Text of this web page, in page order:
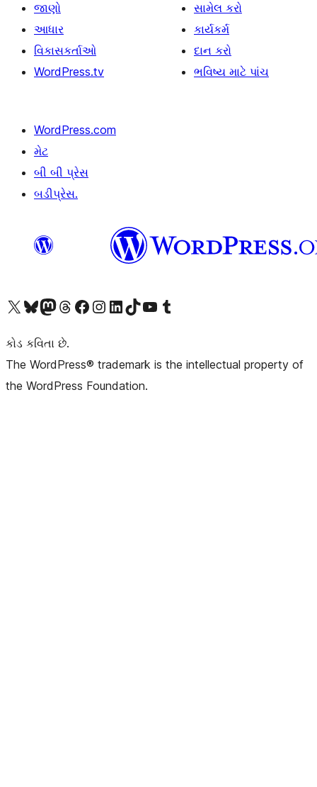
જાણો
આધાર
વિકાસકર્તાઓ
WordPress.tv
સામેલ કરો
કાર્યકર્મ
દાન કરો
ભવિષ્ય માટે પાંચ
WordPress.com
મેટ
બી બી પ્રેસ
બડીપ્રેસ.
અમારા X (અગાઉ ટ્વિટર) એકાઉન્ટની મુલાકાત લોઅમારા Bluesky એકાઉન્ટની મુલાકાત લોઅમારા માસ્ટોડોન એકાઉન્ટની મુલાકાત લોઅમારા Threads એકાઉન્ટની મુલાકાત લો અમારા ફેસબુક પેજની મુલાકાત લોઅમારા ઇન્સ્ટાગ્રામ એકાઉન્ટની મુલાકાત લો અમારા LinkedIn એકાઉન્ટની મુલાકાત લોઅમારા TikTok એકાઉન્ટની મુલાકાત લોઅમારી YouTube ચેનલની મુલાકાત લો અમારા Tumblr એકાઉન્ટની મુલાકાત લો
કોડ કવિતા છે.
The WordPress® trademark is the intellectual property of
the WordPress Foundation.